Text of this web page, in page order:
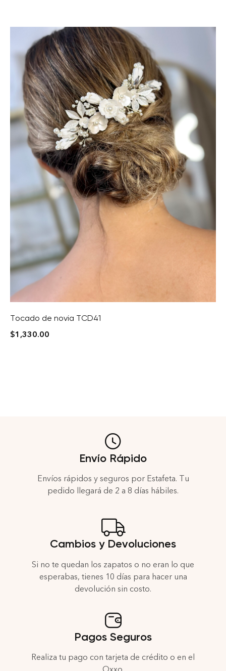
Tocado de novia TCD41
$1,330.00
Envío Rápido
Envíos rápidos y seguros por Estafeta. Tu
pedido llegará de 2 a 8 días hábiles.
Cambios y Devoluciones
Si no te quedan los zapatos o no eran lo que
esperabas, tienes 10 días para hacer una
devolución sin costo.
Pagos Seguros
Realiza tu pago con tarjeta de crédito o en el